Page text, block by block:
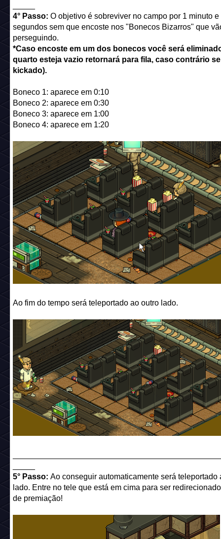
4° Passo: O objetivo é sobreviver no campo por 1 minuto e
segundos sem que encoste nos "Bonecos Bizarros" que
perseguindo.
*Caso encoste em um dos bonecos você será
quarto esteja vazio retornará para fila, caso contrário
kickado).
Boneco 1: aparece em 0:10
Boneco 2: aparece em 0:30
Boneco 3: aparece em 1:00
Boneco 4: aparece em 1:20
Ao fim do tempo será teleportado ao outro lado.
5° Passo: Ao conseguir automaticamente será teleportado
lado. Entre no tele que está em cima para ser
de premiação!